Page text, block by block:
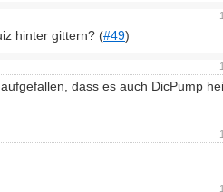
hinter gittern? (#49)
dass es auch DicPump